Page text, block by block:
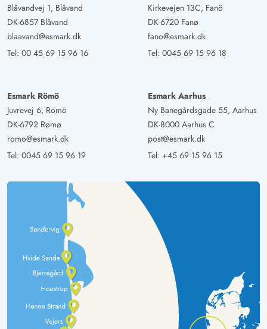
Blåvandvej 1, Blåvand
DK-6857 Blåvand
blaavand@esmark.dk
Tel: 00 45 69 15 96 16
Kirkevejen 13C, Fanö
DK-6720 Fanø
fano@esmark.dk
Tel: 0045 69 15 96 18
Esmark Römö
Juvrevej 6, Römö
DK-6792 Rømø
romo@esmark.dk
Tel: 0045 69 15 96 19
Esmark Aarhus
Ny Banegårdsgade 55, Aarhus
DK-8000 Aarhus C
post@esmark.dk
Tel: +45 69 15 96 15